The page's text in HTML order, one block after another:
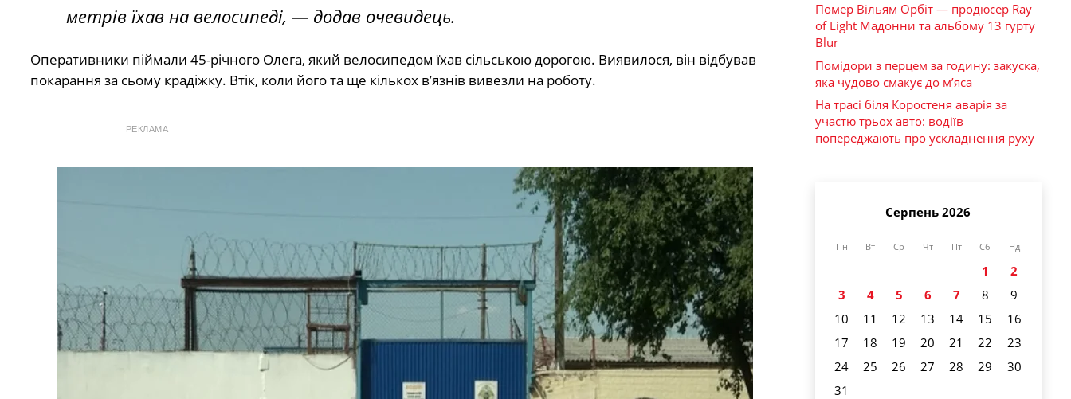
метрів їхав на велосипеді, — додав очевидець.
Оперативники піймали 45-річного Олега, який велосипедом їхав сільською дорогою. Виявилося, він відбував
покарання за сьому крадіжку. Втік, коли його та ще кількох в’язнів вивезли на роботу.
РЕКЛАМА
Помер Вільям Орбіт — продюсер Ray
of Light Мадонни та альбому 13 гурту
Blur
Помідори з перцем за годину: закуска,
яка чудово смакує до м’яса
На трасі біля Коростеня аварія за
участю трьох авто: водіїв
попереджають про ускладнення руху
Серпень 2026
Пн Вт Ср Чт Пт Сб Нд
1
2
3
4 5 6 7 8
9
10
11 12 13 14 15
16
17
18 19 20 21 22
23
24
25 26 27 28 29
30
31